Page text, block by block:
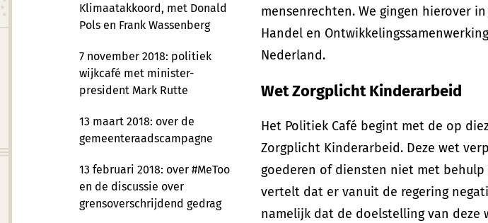
Klimaatakkoord, met Donald
Pols en Frank Wassenberg
7 november 2018: politiek
wijkcafé met minister-
president Mark Rutte
13 maart 2018: over de
gemeenteraadscampagne
13 februari 2018: over #MeToo
en de discussie over
grensoverschrijdend gedrag
mensenrechten. We gingen hierover
Handel en
Nederland.
Wet Zorgplicht Kinderarbeid
Het Politiek Café begint met de op
Zorgplicht Kinderarbeid. Deze wet
goederen of diensten niet met
vertelt dat er vanuit de regering
namelijk dat de doelstelling van deze